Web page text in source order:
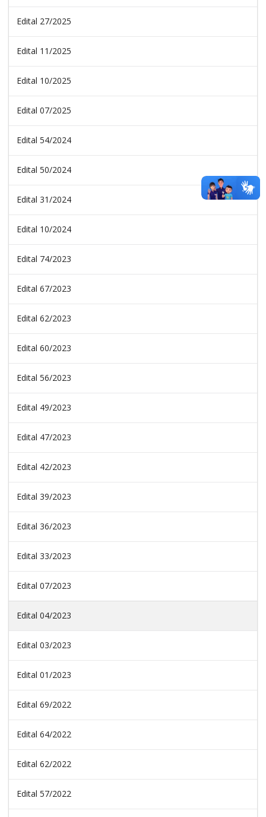
Edital 27/2025
Edital 11/2025
Edital 10/2025
Edital 07/2025
Edital 54/2024
Edital 50/2024
Edital 31/2024
Edital 10/2024
Edital 74/2023
Edital 67/2023
Edital 62/2023
Edital 60/2023
Edital 56/2023
Edital 49/2023
Edital 47/2023
Edital 42/2023
Edital 39/2023
Edital 36/2023
Edital 33/2023
Edital 07/2023
Edital 04/2023
Edital 03/2023
Edital 01/2023
Edital 69/2022
Edital 64/2022
Edital 62/2022
Edital 57/2022